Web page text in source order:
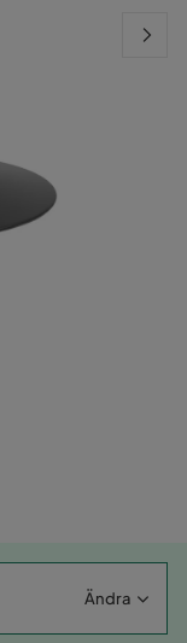
Ändra